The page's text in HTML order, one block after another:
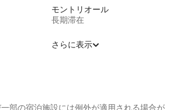
モントリオール
長期滞在
さらに表示
部の宿泊施設には例外が適用される場合が